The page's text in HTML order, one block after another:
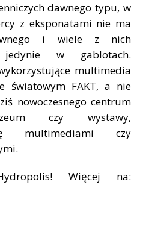
dawnego typu, w
z eksponatami nie ma
i wiele z nich
w gablotach.
multimedia
światowym FAKT, a nie
nowoczesnego centrum
czy wystawy,
multimediami czy
Więcej na: